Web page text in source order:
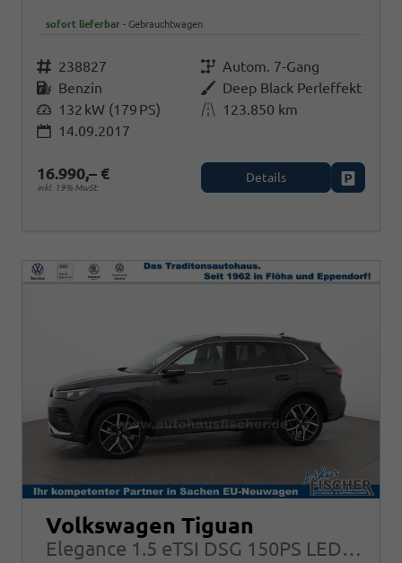
sofort lieferbar Gebrauchtwagen
Fahrzeugnr. 238827 GetriebeAutom. 7-Gang
KraftstoffBenzin AußenfarbeDeep Black Perleffekt
Leistung 132 kW (179 PS) Kilometerstand 123.850 km
14.09.2017
16.990,– €
inkl. 19% MwSt.
Details
Volkswagen Tiguan
Elegance 1.5 eTSI DSG 150PS LED-Plus 18" Elektr. Heckklappe Alarm ACC